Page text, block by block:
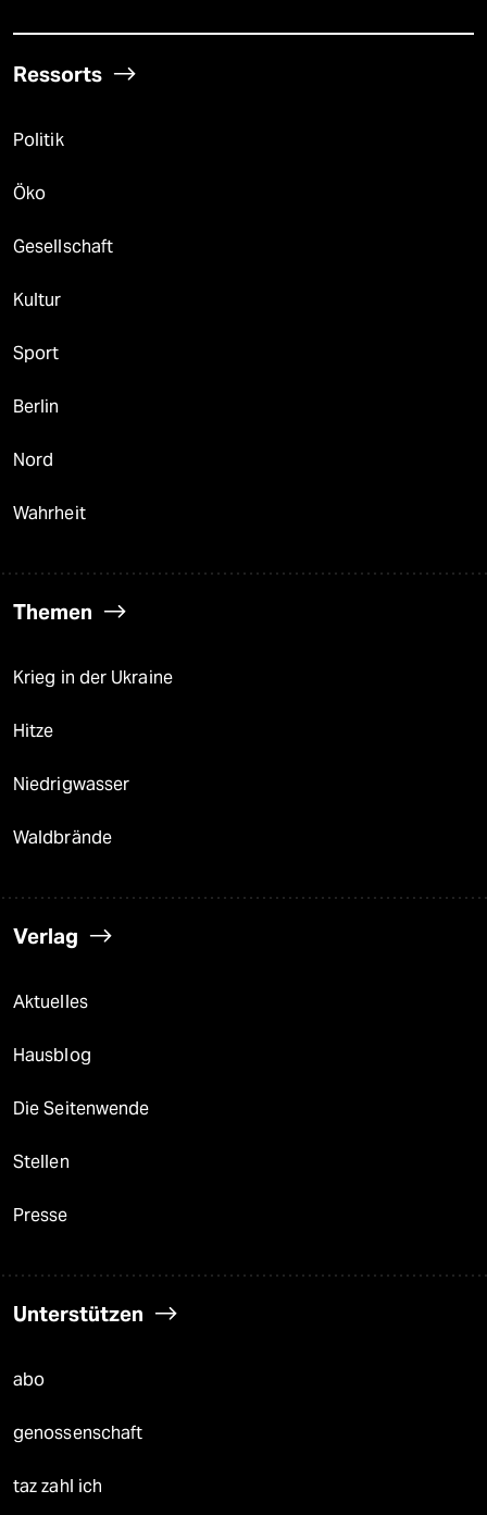
Ressorts
Politik
Öko
Gesellschaft
Kultur
Sport
Berlin
Nord
Wahrheit
Themen
Krieg in der Ukraine
Hitze
Niedrigwasser
Waldbrände
Verlag
Aktuelles
Hausblog
Die Seitenwende
Stellen
Presse
Unterstützen
abo
genossenschaft
taz zahl ich